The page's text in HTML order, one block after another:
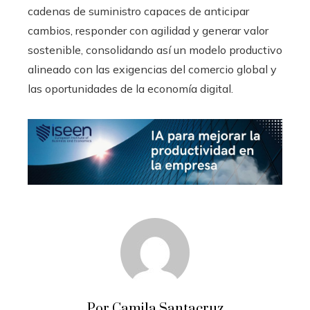
cadenas de suministro capaces de anticipar
cambios, responder con agilidad y generar valor
sostenible, consolidando así un modelo productivo
alineado con las exigencias del comercio global y
las oportunidades de la economía digital.